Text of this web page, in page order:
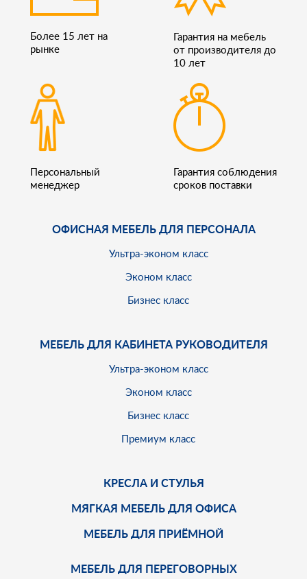
Более 15 лет на
рынке
Гарантия на мебель
от производителя до
10 лет
Персональный
менеджер
Гарантия соблюдения
сроков поставки
ОФИСНАЯ МЕБЕЛЬ ДЛЯ ПЕРСОНАЛА
Ультра-эконом класс
Эконом класс
Бизнес класс
МЕБЕЛЬ ДЛЯ КАБИНЕТА РУКОВОДИТЕЛЯ
Ультра-эконом класс
Эконом класс
Бизнес класс
Премиум класс
КРЕСЛА И СТУЛЬЯ
МЯГКАЯ МЕБЕЛЬ ДЛЯ ОФИСА
МЕБЕЛЬ ДЛЯ ПРИЁМНОЙ
МЕБЕЛЬ ДЛЯ ПЕРЕГОВОРНЫХ